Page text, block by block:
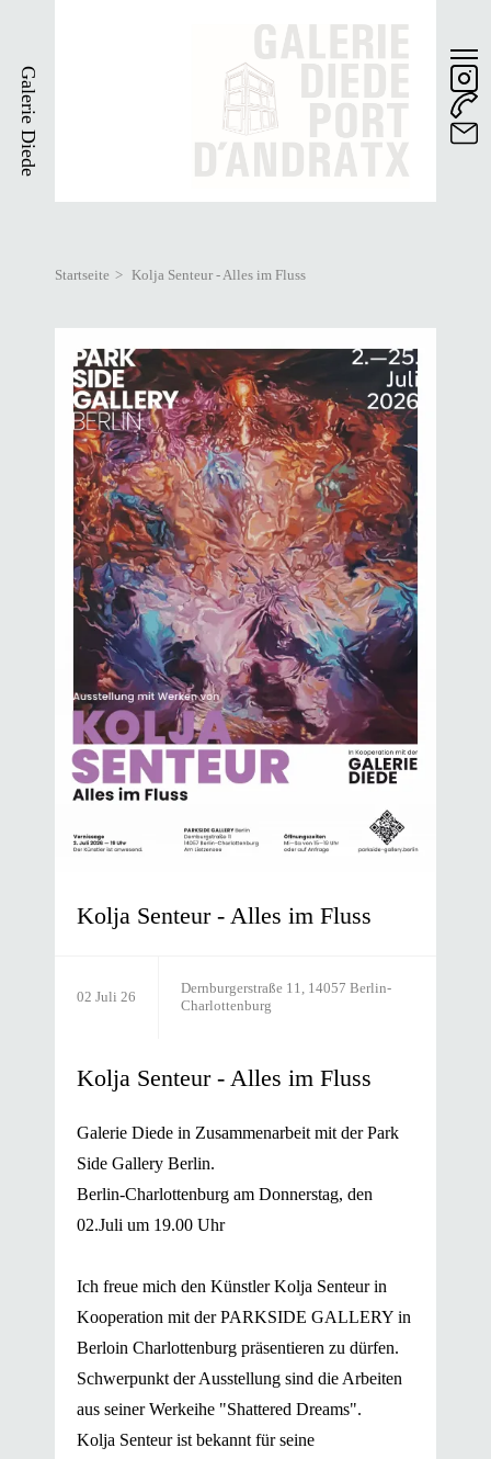
Inhalt
Galerie Diede
Pfadnavigation
Startseite Kolja Senteur - Alles im Fluss
Kolja Senteur - Alles im Fluss
02 Juli 26
Dernburgerstraße 11, 14057 Berlin-
Charlottenburg
Kolja Senteur - Alles im Fluss
Galerie Diede in Zusammenarbeit mit der Park
Side Gallery Berlin.
Berlin-Charlottenburg am Donnerstag, den
02.Juli um 19.00 Uhr
Ich freue mich den Künstler Kolja Senteur in
Kooperation mit der PARKSIDE GALLERY in
Berloin Charlottenburg präsentieren zu dürfen.
Schwerpunkt der Ausstellung sind die Arbeiten
aus seiner Werkeihe "Shattered Dreams".
Kolja Senteur ist bekannt für seine